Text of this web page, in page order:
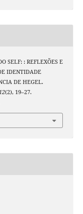
SELF: : REFLEXÕES E
IDENTIDADE
DE HEGEL.
(2), 19–27.